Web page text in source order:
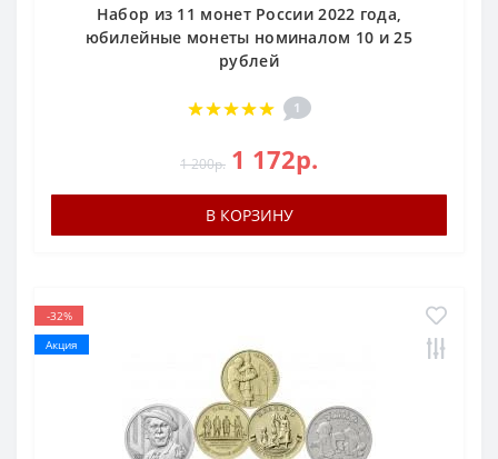
Набор из 11 монет России 2022 года,
юбилейные монеты номиналом 10 и 25
рублей
1
1 200р. 1 172р.
В КОРЗИНУ
-32%
Акция